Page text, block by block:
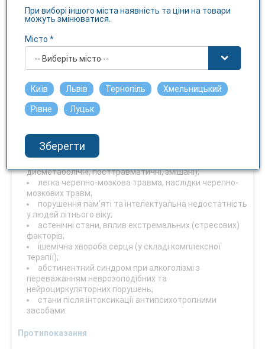
Наслідки гострого порушення мозкового кровообігу;
невротичні та неврозоподібні стани із симптомами
нейроциркуляторна дистонія;
легкі когнітивні розлади різного генезу (при
психоорганічному синдромі та астенічних порушеннях,
зумовлених гострими та хронічними порушеннями
нейроінфекціями та інтоксикацією, сенільними та
атрофічними процесами);
дисметаболічні, посттравматичні, змішані);
легка черепно-мозкова травма, наслідки черепно-
мозкових травм;
порушення пам’яті та інтелектуальна недостатність
у людей літнього віку;
астенічні стани, вплив екстремальних (стресових)
факторів;
ішемічна хвороба серця (у складі комплексної
терапії);
абстинентний синдром при алкоголізмі з
переважанням неврозоподібних та
нейроциркуляторних порушень;
стани після інтоксикації антипсихотропними
засобами.
Протипоказання
При виборі іншого міста наявність та ціни на товари
можуть змінюватися.
Місто *
-- Виберіть місто --
Київ Львів Тернопіль Хмельницький
Рівне Луцьк
Зберегти